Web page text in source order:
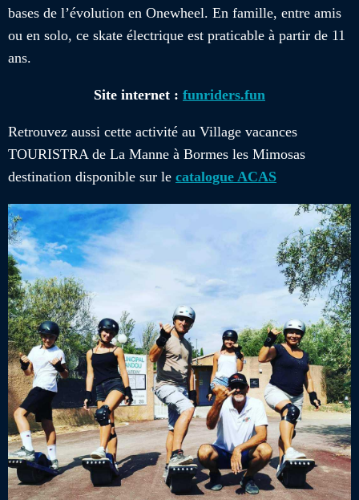
bases de l’évolution en Onewheel. En famille, entre amis
ou en solo, ce skate électrique est praticable à partir de 11
ans.
Site internet : funriders.fun
Retrouvez aussi cette activité au Village vacances
TOURISTRA de La Manne à Bormes les Mimosas
destination disponible sur le catalogue ACAS